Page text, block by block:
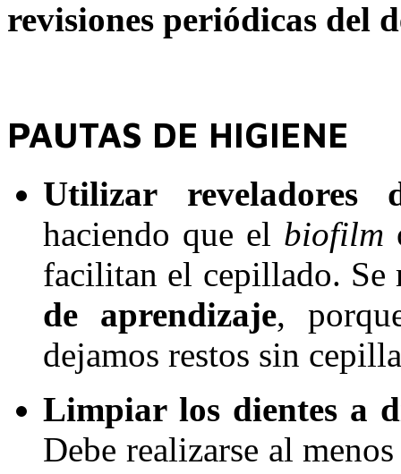
revisiones periódicas del
PAUTAS DE HIGIENE
Utilizar reveladores
haciendo que el biofilm
facilitan el cepillado. Se
de aprendizaje,
dejamos restos sin
Limpiar los dientes a
Debe realizarse al